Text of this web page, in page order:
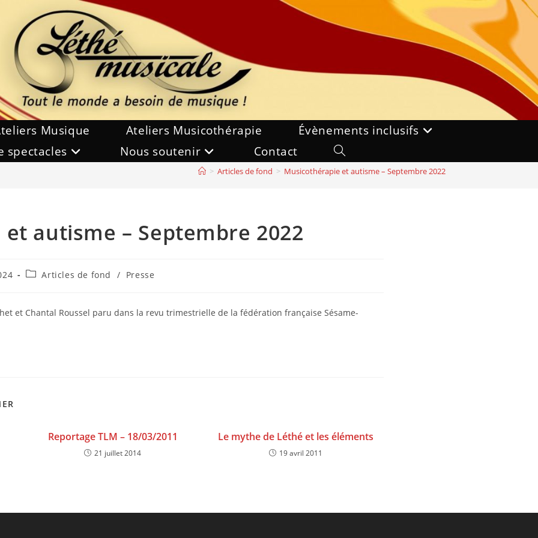
Musique Ateliers Musicothérapie
Évènements inclusifs
spectacles Nous soutenir Contact
Toggle
website
> Articles de fond > Musicothérapie et autisme – Septembre 2022
autisme – Septembre 2022
PostArticles de fond / Presse
et Chantal Roussel paru dans la revu trimestrielle de la fédération française Sésame-
Reportage TLM – 18/03/2011
21 juillet 2014
Le mythe de Léthé et les éléments
19 avril 2011